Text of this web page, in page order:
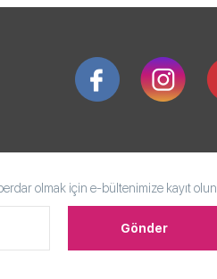
olmak için e-bültenimize kayıt olun.